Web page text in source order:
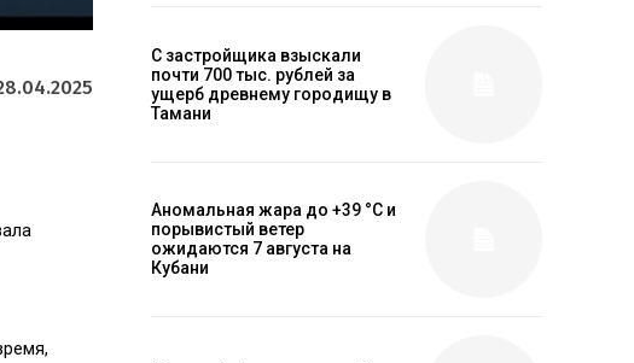
С застройщика взыскали
почти 700 тыс. рублей за
ущерб древнему городищу в
Тамани
Аномальная жара до +39 °C и
порывистый ветер
ожидаются 7 августа на
Кубани